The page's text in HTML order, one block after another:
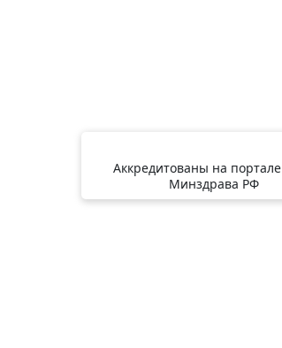
Аккредитованы на
Минздрава РФ